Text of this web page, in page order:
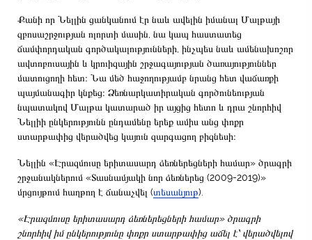
Քանի որ Նելլին ցանկանում էր նաև ավելին իմանալ Մալթայի
զբոսաշրջության ոլորտի մասին, նա կապ հաստատեց
ճամփորդական գործակալությունների, ինչպես նաև ամենախոշոր
ավտոբուսային և կրուիզային շրջագայության ծառայություններ
մատուցողի հետ։ Նա մեծ հաջողությամբ նրանց հետ վաճառքի
պայմանագիր կնքեց։ Ձեռնարկատիրական գործունեության
նպատակով Մալթա կատարած իր այցից հետո և դրա շնորհիվ
Նելլիի ընկերությունն ընդամենը երեք ամիս անց փոքր
ստարթափից վերածվեց կայուն զարգացող բիզնեսի։
Նելլին «Էրազմուսը երիտասարդ ձեռներեցների համար» ծրագրի
շրջանակներում «Տասնամյակի նոր ձեռներեց (2009-2019)»
մրցույթում հաղթող է ճանաչվել (տեսանյութ).
«Էրազմուսը երիտասարդ ձեռներեցների համար» ծրագրի
շնորհիվ իմ ընկերությունը փոքր ստարթափից աճել է՝ վերածվելով